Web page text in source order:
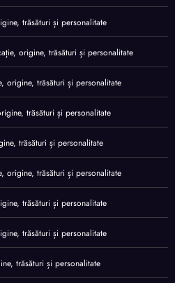
trăsături și personalitate
origine, trăsături și personalitate
origine, trăsături și personalitate
trăsături și personalitate
trăsături și personalitate
origine, trăsături și personalitate
trăsături și personalitate
trăsături și personalitate
trăsături și personalitate